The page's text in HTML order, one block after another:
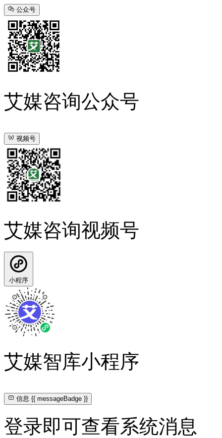
公众号
艾媒咨询公众号
视频号
艾媒咨询视频号
小程序
艾媒智库小程序
信息{{ messageBadge }}
登录即可查看系统消息